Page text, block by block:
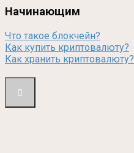
Начинающим
Что такое блокчейн?
Как купить криптовалюту?
Как хранить криптовалюту?